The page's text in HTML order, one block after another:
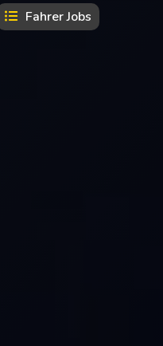
Fahrer Jobs